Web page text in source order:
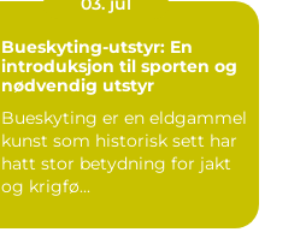
Bueskyting-utstyr: En
introduksjon til sporten og
nødvendig utstyr
Bueskyting er en eldgammel
kunst som historisk sett har
hatt stor betydning for jakt
og krigfø...